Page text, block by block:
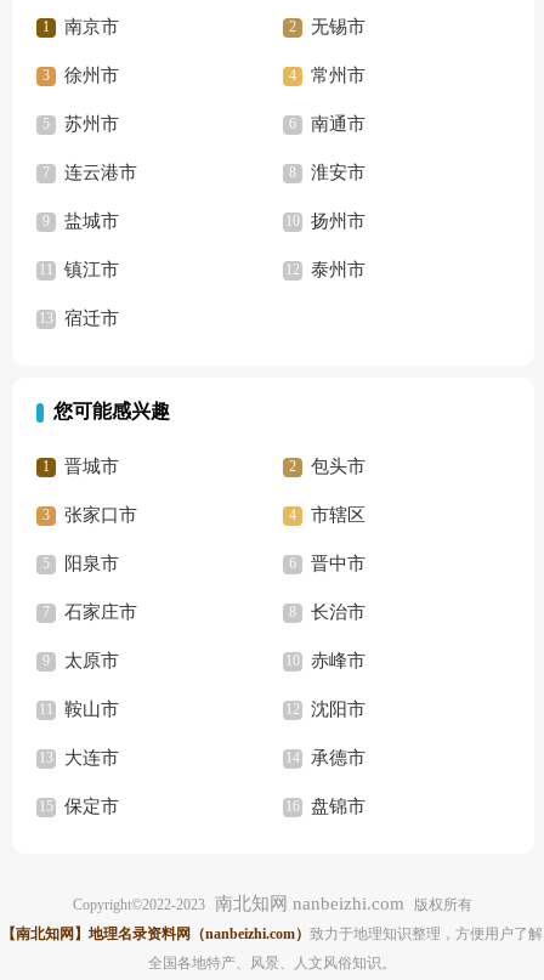
南京市 无锡市
徐州市 常州市
苏州市 南通市
连云港市 淮安市
盐城市 扬州市
镇江市 泰州市
宿迁市
您可能感兴趣
晋城市 包头市
张家口市 市辖区
阳泉市 晋中市
石家庄市 长治市
太原市 赤峰市
鞍山市 沈阳市
大连市 承德市
保定市 盘锦市
Copyright©2022-2023 南北知网 nanbeizhi.com
版权所有
【南北知网】地理名录资料网（nanbeizhi.com） 致力于地理知识整理，方便用户了解
全国各地特产、风景、人文风俗知识。